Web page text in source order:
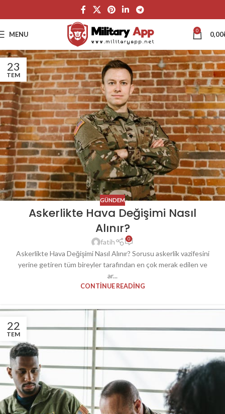
MENU 0 0,00
23
TEM
GÜNDEM
Askerlikte Hava Değişimi Nasıl
Alınır?
fatih 0
Askerlikte Hava Değişimi Nasıl Alınır? Sorusu askerlik vazifesini
yerine getiren tüm bireyler tarafından en çok merak edilen ve
ar...
CONTINUE READING
22
TEM